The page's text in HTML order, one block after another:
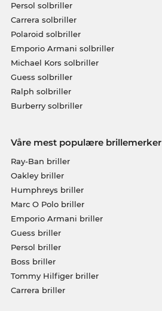
Persol solbriller
Carrera solbriller
Polaroid solbriller
Emporio Armani solbriller
Michael Kors solbriller
Guess solbriller
Ralph solbriller
Burberry solbriller
Våre mest populære brillemerker
Ray-Ban briller
Oakley briller
Humphreys briller
Marc O Polo briller
Emporio Armani briller
Guess briller
Persol briller
Boss briller
Tommy Hilfiger briller
Carrera briller